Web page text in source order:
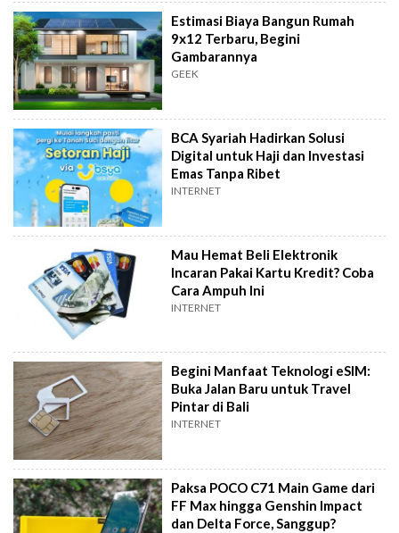
Estimasi Biaya Bangun Rumah
9x12 Terbaru, Begini
Gambarannya
GEEK
BCA Syariah Hadirkan Solusi
Digital untuk Haji dan Investasi
Emas Tanpa Ribet
INTERNET
Mau Hemat Beli Elektronik
Incaran Pakai Kartu Kredit? Coba
Cara Ampuh Ini
INTERNET
Begini Manfaat Teknologi eSIM:
Buka Jalan Baru untuk Travel
Pintar di Bali
INTERNET
Paksa POCO C71 Main Game dari
FF Max hingga Genshin Impact
dan Delta Force, Sanggup?